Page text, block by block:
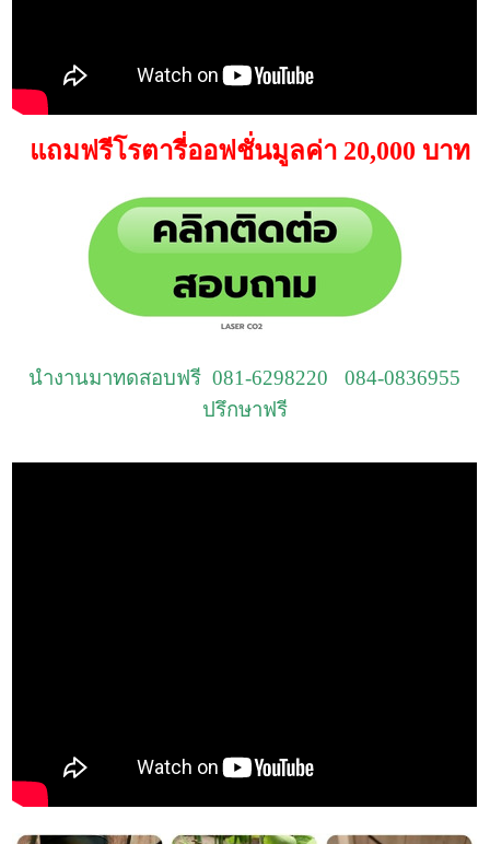
แถมฟรีโรตารี่ออฟชั่นมูลค่า 20,000 บาท
นำงานมาทดสอบฟรี 081-6298220 084-0836955
ปรึกษาฟรี